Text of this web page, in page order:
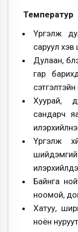
Температур
Үргэлж
саруул
Дулаан,
гар
Хуурай,
сандарч
илэрхийлнэ.
Үргэлж
Байнга
ноомой,
Хатуу,
ноён